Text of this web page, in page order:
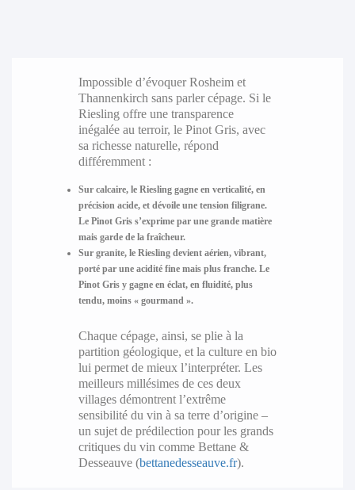
Impossible d’évoquer Rosheim et
Thannenkirch sans parler cépage. Si le
Riesling offre une transparence
inégalée au terroir, le Pinot Gris, avec
sa richesse naturelle, répond
différemment :
Sur calcaire, le Rieslinggagne en verticalité, en
précision acide, et dévoile une tension filigrane.
Le Pinot Griss’exprime par une grande matière
mais garde de la fraîcheur.
Sur granite, le Rieslingdevient aérien, vibrant,
porté par une acidité fine mais plus franche. Le
Pinot Grisy gagne en éclat, en fluidité, plus
tendu, moins « gourmand ».
Chaque cépage, ainsi, se plie à la
partition géologique, et la culture en bio
lui permet de mieux l’interpréter. Les
meilleurs millésimes de ces deux
villages démontrent l’extrême
sensibilité du vin à sa terre d’origine –
un sujet de prédilection pour les grands
critiques du vin comme Bettane &
Desseauve (bettanedesseauve.fr).